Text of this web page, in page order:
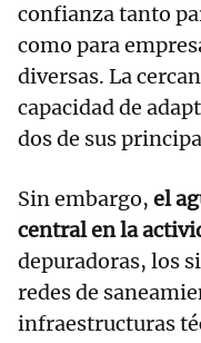
confianza tanto
como para
diversas. La
capacidad de
dos de sus
Sin embargo, el
central en la
depuradoras, los
redes de
infraestructuras